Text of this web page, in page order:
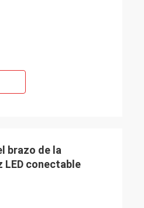
brazo de la
conectable